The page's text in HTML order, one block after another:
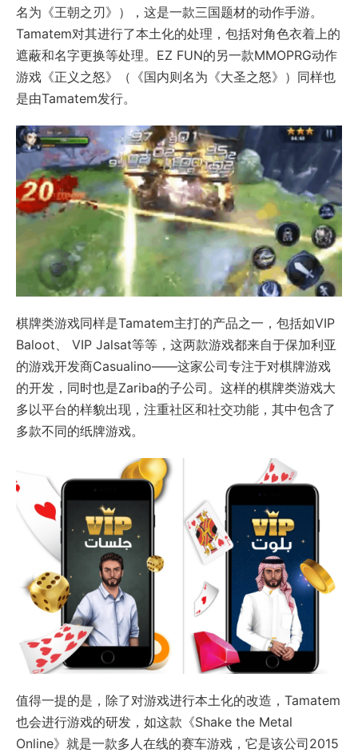
名为《王朝之刃》），这是一款三国题材的动作手游。
Tamatem对其进行了本土化的处理，包括对角色衣着上的
遮蔽和名字更换等处理。EZ FUN的另一款MMOPRG动作
游戏《正义之怒》（《国内则名为《大圣之怒》）同样也
是由Tamatem发行。
棋牌类游戏同样是Tamatem主打的产品之一，包括如VIP
Baloot、 VIP Jalsat等等，这两款游戏都来自于保加利亚
的游戏开发商Casualino——这家公司专注于对棋牌游戏
的开发，同时也是Zariba的子公司。这样的棋牌类游戏大
多以平台的样貌出现，注重社区和社交功能，其中包含了
多款不同的纸牌游戏。
值得一提的是，除了对游戏进行本土化的改造，Tamatem
也会进行游戏的研发，如这款《Shake the Metal
Online》就是一款多人在线的赛车游戏，它是该公司2015